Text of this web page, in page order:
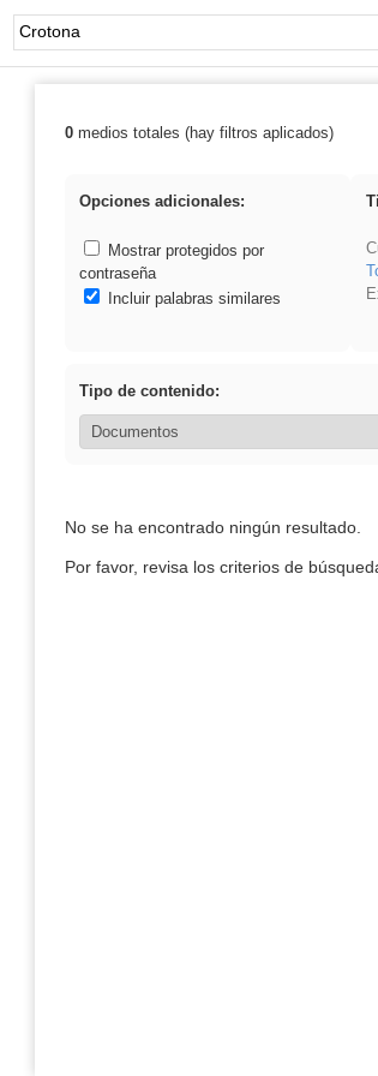
Palabra o frase:
Resultados de: Crotona
0medios totales (hay filtros aplicados)
Opciones adicionales:
Mostrar protegidos por
contraseña
Incluir palabras similares
Tipo de contenido:
No se ha encontrado ningún resultado.
Por favor, revisa los criterios de